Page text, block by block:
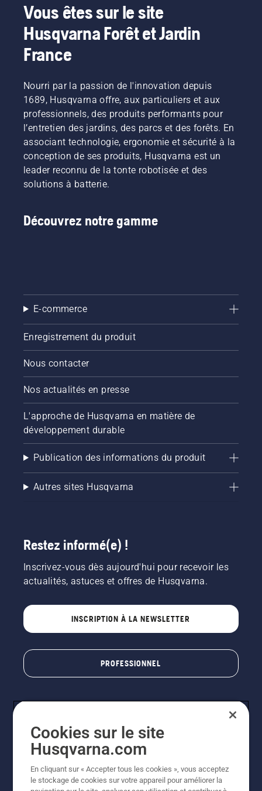
Vous êtes sur le site
Husqvarna Forêt et Jardin
France
Nourri par la passion de l'innovation depuis
1689, Husqvarna offre, aux particuliers et aux
professionnels, des produits performants pour
l’entretien des jardins, des parcs et des forêts. En
associant technologie, ergonomie et sécurité à la
conception de ses produits, Husqvarna est un
leader reconnu de la tonte robotisée et des
solutions à batterie.
Découvrez notre gamme
E-commerce
Enregistrement du produit
Nous contacter
Nos actualités en presse
L'approche de Husqvarna en matière de
développement durable
Publication des informations du produit
Autres sites Husqvarna
Restez informé(e) !
Inscrivez-vous dès aujourd'hui pour recevoir les
actualités, astuces et offres de Husqvarna.
INSCRIPTION À LA NEWSLETTER
PROFESSIONNEL
© Husqvarna AB (publ). Tous droits réservés. Les prix
Cookies sur le site
Husqvarna.com
En cliquant sur « Accepter tous les cookies », vous acceptez
le stockage de cookies sur votre appareil pour améliorer la